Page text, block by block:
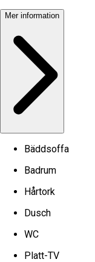
Mer information
Bäddsoffa
Badrum
Hårtork
Dusch
WC
Platt-TV